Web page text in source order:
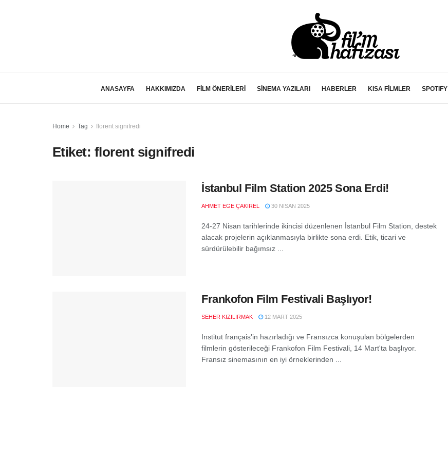
ANASAYFA HAKKIMIZDA FİLM ÖNERİLERİ SİNEMA YAZILARI HABERLER KISA FİLMLER SPOTIFY
Home Tag florent signifredi
Etiket: florent signifredi
İstanbul Film Station 2025 Sona Erdi!
AHMET EGE ÇAKIREL 30 NISAN 2025
24-27 Nisan tarihlerinde ikincisi düzenlenen İstanbul Film Station, destek
alacak projelerin açıklanmasıyla birlikte sona erdi. Etik, ticari ve
sürdürülebilir bağımsız ...
Frankofon Film Festivali Başlıyor!
SEHER KIZILIRMAK 12 MART 2025
Institut français'in hazırladığı ve Fransızca konuşulan bölgelerden
filmlerin gösterileceği Frankofon Film Festivali, 14 Mart'ta başlıyor.
Fransız sinemasının en iyi örneklerinden ...